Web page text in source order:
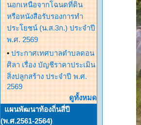
นอกเหนือจากโฉนดที่ดิน
หรือหนังสือรับรองการทำ
ประโยชน์ (น.ส.3ก.) ประจำปี
พ.ศ. 2569
• ประกาศเทศบาลตำบลดอน
ศิลา เรื่อง บัญชีราคาประเมิน
สิ่งปลูกสร้าง ประจำปี พ.ศ.
2569
ดูทั้งหมด
แผนพัฒนาท้องถิ่นสี่ปี
(พ.ศ.2561-2564)